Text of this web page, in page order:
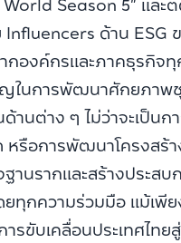
Influencers ด้าน ESG
กองค์กรและภาคธุรกิจ
ในการพัฒนาศักยภาพ
านต่าง ๆ ไม่ว่าจะเป็นก
หรือการพัฒนาโครงสร้
านรากและสร้างประส
ทุกความร่วมมือ แม้เพีย
รขับเคลื่อนประเทศไทย